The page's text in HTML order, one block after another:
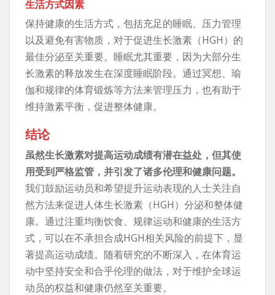
生活方式因素
保持健康的生活方式，包括充足的睡眠、压力管理
以及避免有害物质，对于促进生长激素（HGH）的
最佳分泌至关重要。睡眠尤其重要，因为大部分生
长激素的释放发生在深度睡眠阶段。通过冥想、瑜
伽和规律的体育锻炼等方法来管理压力，也有助于
维持激素平衡，促进整体健康。
结论
虽然生长激素对提高运动成绩有潜在益处，但其使
用受到严格监管，并引发了诸多伦理和健康问题。
我们鼓励运动员和希望提升运动表现的人士关注自
然方法来促进人体生长激素（HGH）分泌和整体健
康。通过注重均衡饮食、规律运动和健康的生活方
式，可以在不承担合成HGH相关风险的前提下，显
著提高运动成绩。随着研究的不断深入，在体育运
动中坚持安全和合乎伦理的做法，对于维护全球运
动员的权益和健康仍然至关重要。